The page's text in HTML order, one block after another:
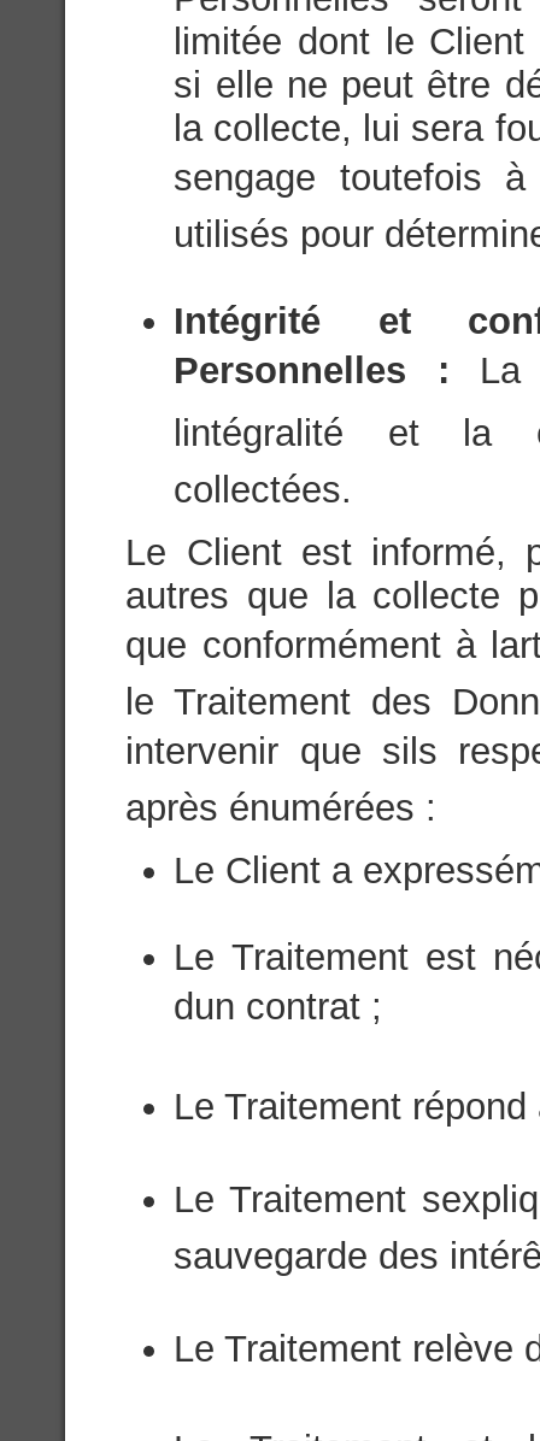
limitée dont le
si elle ne peut être
la collecte, lui sera
sengage toutefois
utilisés pour
Intégrité et
Personnelles : La
lintégralité et la
collectées.
Le Client est informé,
autres que la collecte
que conformément à
le Traitement des
intervenir que sils
après énumérées :
Le Client a
Le Traitement est
dun contrat ;
Le Traitement
Le Traitement
sauvegarde des
Le Traitement relève